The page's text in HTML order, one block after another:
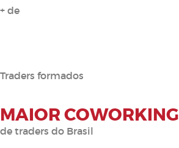
+ de
Traders formados
MAIOR COWORKING
de traders do Brasil